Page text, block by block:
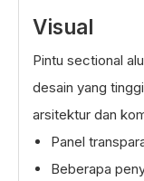
Visual
Pintu sectional
desain yang
arsitektur dan
Panel
Beberapa